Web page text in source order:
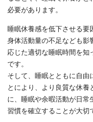
必要があります。
睡眠休養感を低下させる要
身体活動量の不足なども影
応じた適切な睡眠時間を知
です。
そして、睡眠とともに自由
とにより、より良質な休養
に、睡眠や余暇活動が日常
習慣を確立することが大切